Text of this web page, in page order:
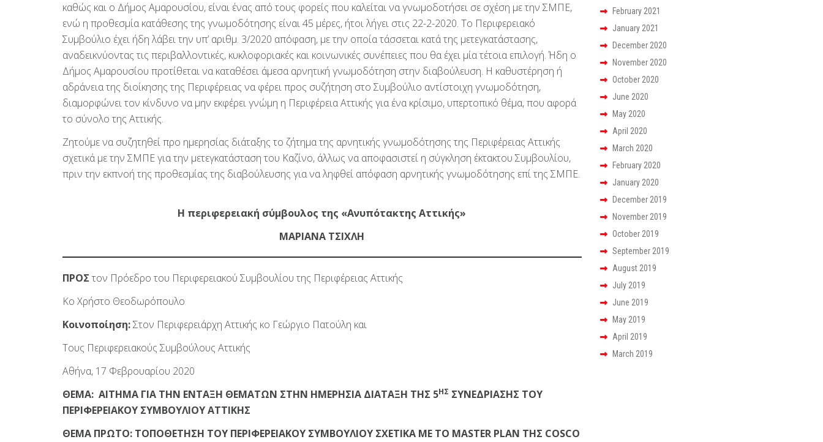
καθώς και ο Δήμος Αμαρουσίου, είναι ένας από τους φορείς που καλείται να γνωμοδοτήσει σε σχέση με την ΣΜΠΕ,
ενώ η προθεσμία κατάθεσης της γνωμοδότησης είναι 45 μέρες, ήτοι λήγει στις 22-2-2020. Το Περιφερειακό
Συμβούλιο έχει ήδη λάβει την υπ’ αριθμ. 3/2020 απόφαση, με την οποία τάσσεται κατά της μετεγκατάστασης,
αναδεικνύοντας τις περιβαλλοντικές, κυκλοφοριακές και κοινωνικές συνέπειες που θα έχει μία τέτοια επιλογή. Ήδη ο
Δήμος Αμαρουσίου προτίθεται να καταθέσει άμεσα αρνητική γνωμοδότηση στην διαβούλευση. Η καθυστέρηση ή
αδράνεια της διοίκησης της Περιφέρειας να φέρει προς συζήτηση στο Συμβούλιο αντίστοιχη γνωμοδότηση,
διαμορφώνει τον κίνδυνο να μην εκφέρει γνώμη η Περιφέρεια Αττικής για ένα κρίσιμο, υπερτοπικό θέμα, που αφορά
το σύνολο της Αττικής.
Ζητούμε να συζητηθεί προ ημερησίας διάταξης το ζήτημα της αρνητικής γνωμοδότησης της Περιφέρειας Αττικής
σχετικά με την ΣΜΠΕ για την μετεγκατάσταση του Καζίνο, άλλως να αποφασιστεί η σύγκληση έκτακτου Συμβουλίου,
πριν την εκπνοή της προθεσμίας της διαβούλευσης για να ληφθεί απόφαση αρνητικής γνωμοδότησης επί της ΣΜΠΕ.
Η περιφερειακή σύμβουλος της «Ανυπότακτης Αττικής»
ΜΑΡΙΑΝΑ ΤΣΙΧΛΗ
ΠΡΟΣ τον Πρόεδρο του Περιφερειακού Συμβουλίου της Περιφέρειας Αττικής
Κο Χρήστο Θεοδωρόπουλο
Κοινοποίηση:Στον Περιφερειάρχη Αττικής κο Γεώργιο Πατούλη και
Τους Περιφερειακούς Συμβούλους Αττικής
Αθήνα, 17 Φεβρουαρίου 2020
ΘΕΜΑ: ΑΙΤΗΜΑ ΓΙΑ ΤΗΝ ΕΝΤΑΞΗ ΘΕΜΑΤΩΝ ΣΤΗΝ ΗΜΕΡΗΣΙΑ ΔΙΑΤΑΞΗ ΤΗΣ 5ΗΣ ΣΥΝΕΔΡΙΑΣΗΣ ΤΟΥ
ΠΕΡΙΦΕΡΕΙΑΚΟΥ ΣΥΜΒΟΥΛΙΟΥ ΑΤΤΙΚΗΣ
ΘΕΜΑ ΠΡΩΤΟ: ΤΟΠΟΘΕΤΗΣΗ ΤΟΥ ΠΕΡΙΦΕΡΕΙΑΚΟΥ ΣΥΜΒΟΥΛΙΟΥ ΣΧΕΤΙΚΑ ΜΕ ΤΟ MASTER PLAN ΤΗΣ COSCO
February 2021
January 2021
December 2020
November 2020
October 2020
June 2020
May 2020
April 2020
March 2020
February 2020
January 2020
December 2019
November 2019
October 2019
September 2019
August 2019
July 2019
June 2019
May 2019
April 2019
March 2019